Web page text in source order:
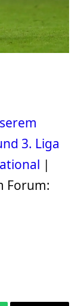
3. Liga
|
Forum: